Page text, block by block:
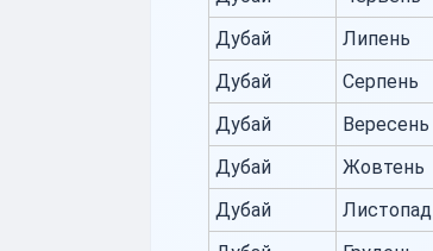
Дубай
Липень
Дубай
Серпень
Дубай
Вересень
Дубай
Жовтень
Дубай
Листопад